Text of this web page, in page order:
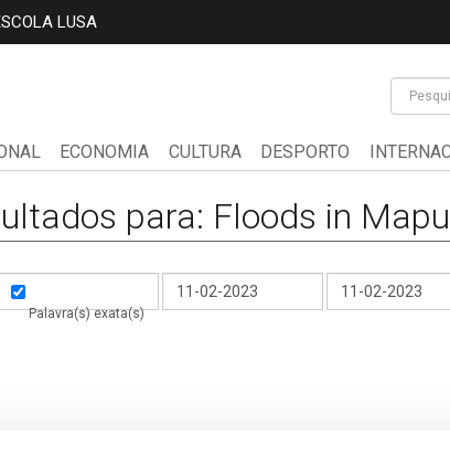
LUSA
ECONOMIA CULTURA DESPORTO
para: Floods in
Palavra(s) exata(s)